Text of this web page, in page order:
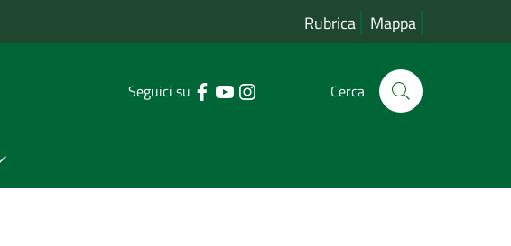
Rubrica Mappa
Seguici su Cerca